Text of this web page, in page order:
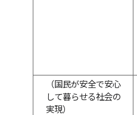
（国民が安全で安心
して暮らせる社会の
実現）